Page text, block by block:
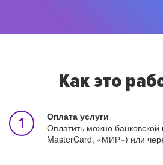
Как это
Оплата услуги
Оплатить можно банковской
MasterCard, «МИР») или